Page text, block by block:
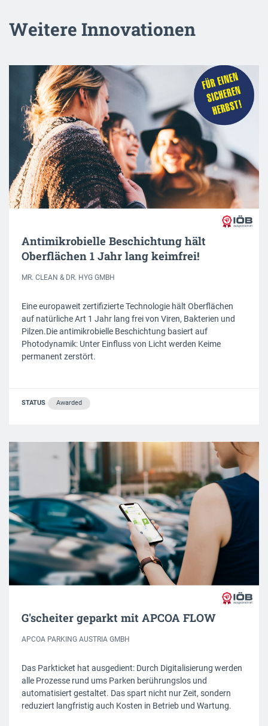
Weitere Innovationen
Antimikrobielle Beschichtung hält
Oberflächen 1 Jahr lang keimfrei!
MR. CLEAN & DR. HYG GMBH
Eine europaweit zertifizierte Technologie hält Oberflächen
auf natürliche Art 1 Jahr lang frei von Viren, Bakterien und
Pilzen.Die antimikrobielle Beschichtung basiert auf
Photodynamik: Unter Einfluss von Licht werden Keime
permanent zerstört.
STATUS Awarded
G'scheiter geparkt mit APCOA FLOW
APCOA PARKING AUSTRIA GMBH
Das Parkticket hat ausgedient: Durch Digitalisierung werden
alle Prozesse rund ums Parken berührungslos und
automatisiert gestaltet. Das spart nicht nur Zeit, sondern
reduziert langfristig auch Kosten in Betrieb und Wartung.